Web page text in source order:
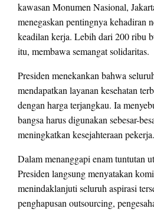
kawasan Monumen Nasional,
menegaskan pentingnya kehadiran
keadilan kerja. Lebih dari 200 ribu
itu, membawa semangat solidaritas.
Presiden menekankan bahwa
mendapatkan layanan kesehatan
dengan harga terjangkau. Ia
bangsa harus digunakan sebesar-
meningkatkan kesejahteraan pekerja.
Dalam menanggapi enam tuntutan
Presiden langsung menyatakan
menindaklanjuti seluruh aspirasi
penghapusan outsourcing,